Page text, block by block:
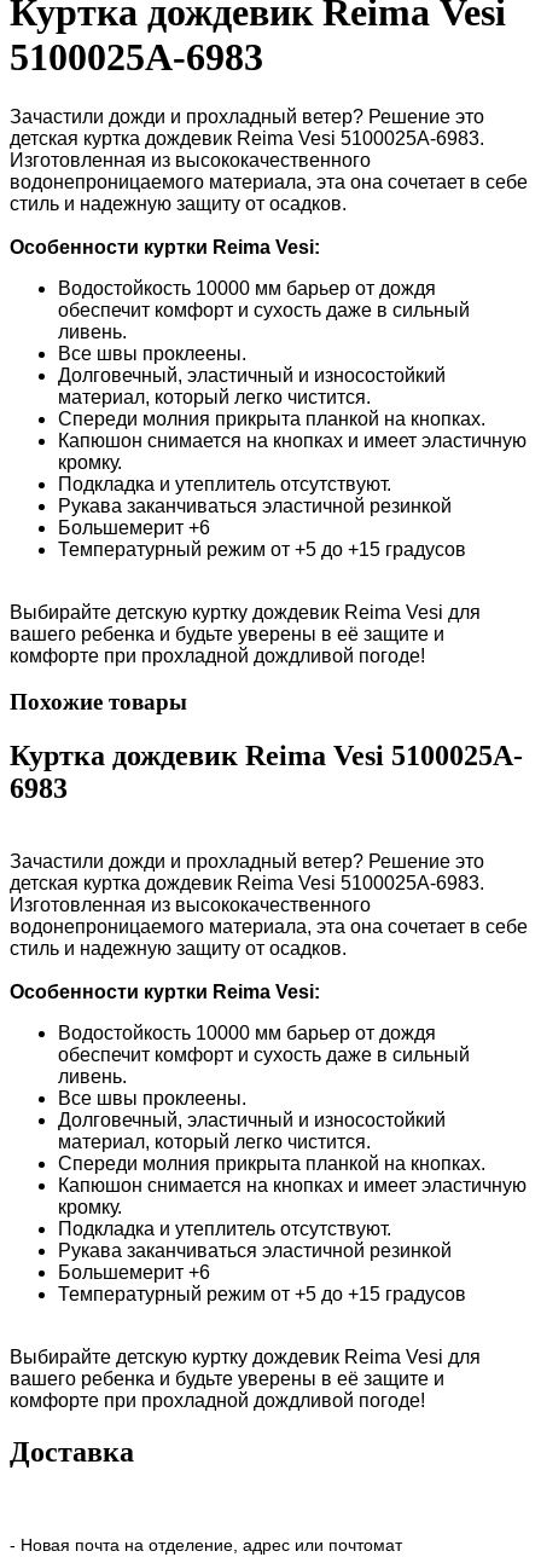
Куртка дождевик Reimа Vesi
5100025A-6983
Зачастили дожди и прохладный ветер? Решение это
детская куртка дождевик Reima Vesi 5100025A-6983.
Изготовленная из высококачественного
водонепроницаемого материала, эта она сочетает в себе
стиль и надежную защиту от осадков.
Особенности куртки Reimа Vesi:
Водостойкость 10000 мм барьер от дождя
обеспечит комфорт и сухость даже в сильный
ливень.
Все швы проклеены.
Долговечный, эластичный и износостойкий
материал, который легко чистится.
Спереди молния прикрыта планкой на кнопках.
Капюшон снимается на кнопках и имеет эластичную
кромку.
Подкладка и утеплитель отсутствуют.
Рукава заканчиваться эластичной резинкой
Большемерит +6
Температурный режим от +5 до +15 градусов
Выбирайте детскую куртку дождевик Reima Vesi для
вашего ребенка и будьте уверены в её защите и
комфорте при прохладной дождливой погоде!
Похожие товары
Куртка дождевик Reimа Vesi 5100025A-
6983
Зачастили дожди и прохладный ветер? Решение это
детская куртка дождевик Reima Vesi 5100025A-6983.
Изготовленная из высококачественного
водонепроницаемого материала, эта она сочетает в себе
стиль и надежную защиту от осадков.
Особенности куртки Reimа Vesi:
Водостойкость 10000 мм барьер от дождя
обеспечит комфорт и сухость даже в сильный
ливень.
Все швы проклеены.
Долговечный, эластичный и износостойкий
материал, который легко чистится.
Спереди молния прикрыта планкой на кнопках.
Капюшон снимается на кнопках и имеет эластичную
кромку.
Подкладка и утеплитель отсутствуют.
Рукава заканчиваться эластичной резинкой
Большемерит +6
Температурный режим от +5 до +15 градусов
Выбирайте детскую куртку дождевик Reima Vesi для
вашего ребенка и будьте уверены в её защите и
комфорте при прохладной дождливой погоде!
Доставка
- Новая почта на отделение, адрес или почтомат